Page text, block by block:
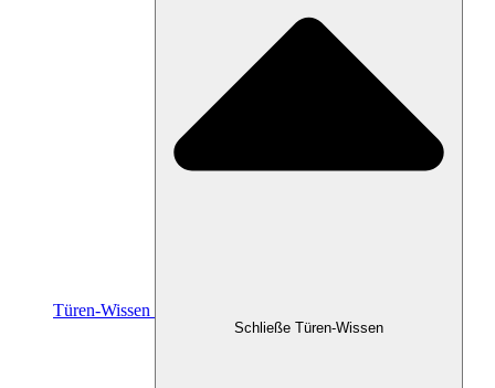
Türen-Wissen
Schließe Türen-Wissen